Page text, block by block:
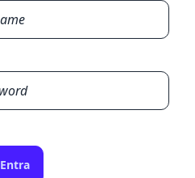
Entra